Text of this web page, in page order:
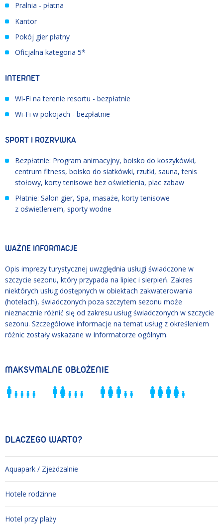
Pralnia - płatna
Kantor
Pokój gier płatny
Oficjalna kategoria 5*
INTERNET
Wi-Fi na terenie resortu - bezpłatnie
Wi-Fi w pokojach - bezpłatnie
SPORT I ROZRYWKA
Bezpłatnie: Program animacyjny, boisko do koszykówki,
centrum fitness, boisko do siatkówki, rzutki, sauna, tenis
stołowy, korty tenisowe bez oświetlenia, plac zabaw
Płatnie: Salon gier, Spa, masaże, korty tenisowe
z oświetleniem, sporty wodne
WAŻNE INFORMACJE
Opis imprezy turystycznej uwzględnia usługi świadczone w
szczycie sezonu, który przypada na lipiec i sierpień. Zakres
niektórych usług dostępnych w obiektach zakwaterowania
(hotelach), świadczonych poza szczytem sezonu może
nieznacznie różnić się od zakresu usług świadczonych w szczycie
sezonu. Szczegółowe informacje na temat usług z określeniem
różnic zostały wskazane w Informatorze ogólnym.
MAKSYMALNE OBŁOŻENIE
DLACZEGO WARTO?
Aquapark / Zjeżdzalnie
Hotele rodzinne
Hotel przy plaży